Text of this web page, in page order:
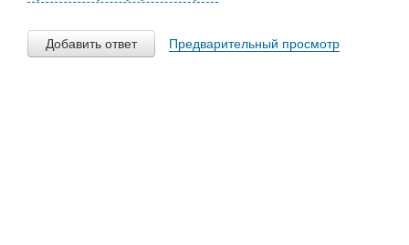
Добавить ответ Предварительный просмотр